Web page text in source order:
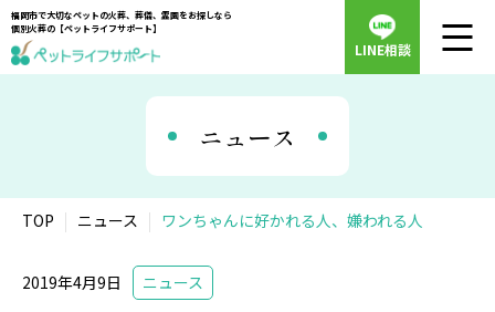
福岡市で大切なペットの火葬、葬儀、霊園をお探しなら
個別火葬の【ペットライフサポート】
LINE相談
ニュース
TOP ニュース ワンちゃんに好かれる人、嫌われる人
2019年4月9日 ニュース